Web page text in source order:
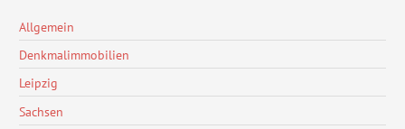
Allgemein
Denkmalimmobilien
Leipzig
Sachsen